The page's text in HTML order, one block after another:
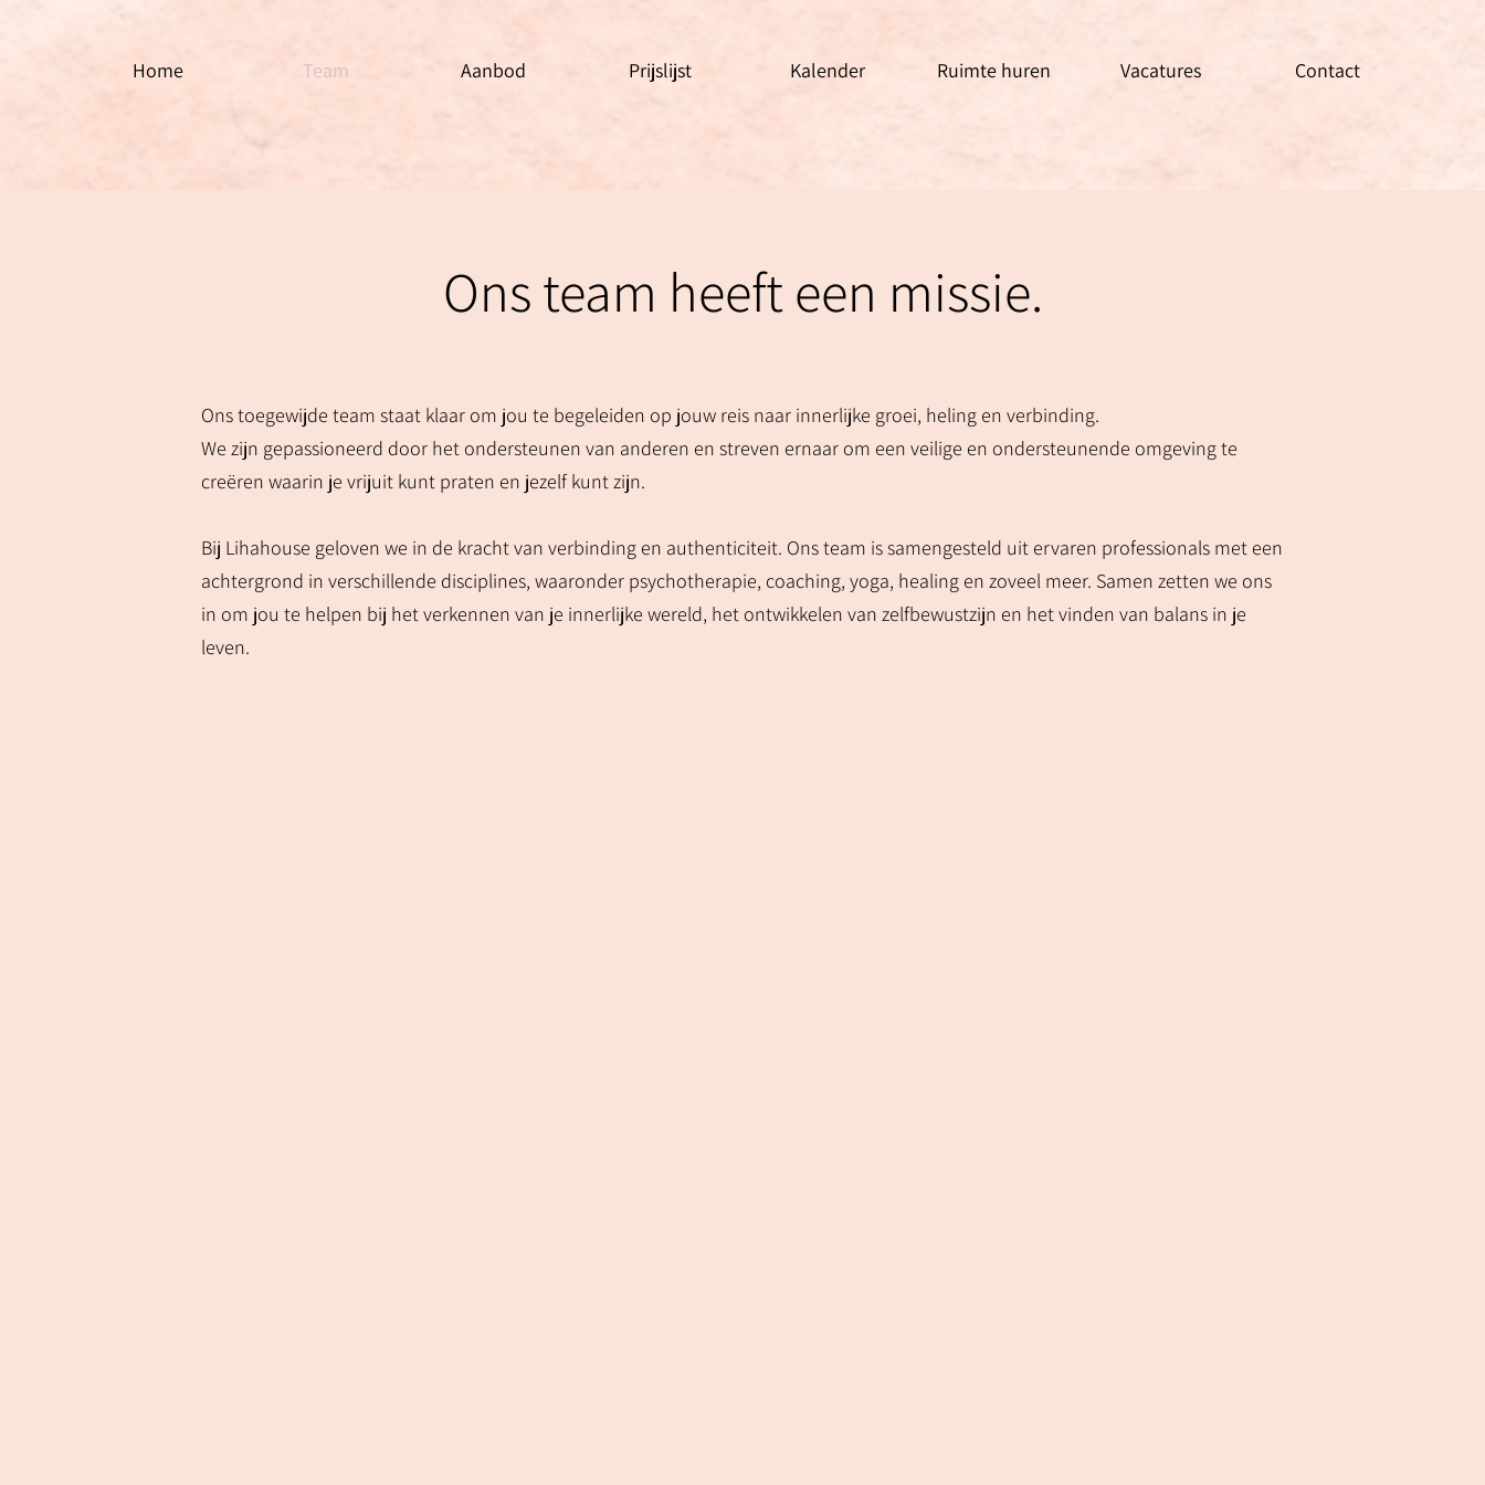
Home Team Aanbod Prijslijst Kalender Ruimte huren Vacatures Contact
Ons team heeft een missie.
Ons toegewijde team staat klaar om jou te begeleiden op jouw reis naar innerlijke groei, heling en verbinding.
We zijn gepassioneerd door het ondersteunen van anderen en streven ernaar om een veilige en ondersteunende omgeving te
creëren waarin je vrijuit kunt praten en jezelf kunt zijn.
Bij Lihahouse geloven we in de kracht van verbinding en authenticiteit. Ons team is samengesteld uit ervaren professionals met een
achtergrond in verschillende disciplines, waaronder psychotherapie, coaching, yoga, healing en zoveel meer. Samen zetten we ons
in om jou te helpen bij het verkennen van je innerlijke wereld, het ontwikkelen van zelfbewustzijn en het vinden van balans in je
leven.